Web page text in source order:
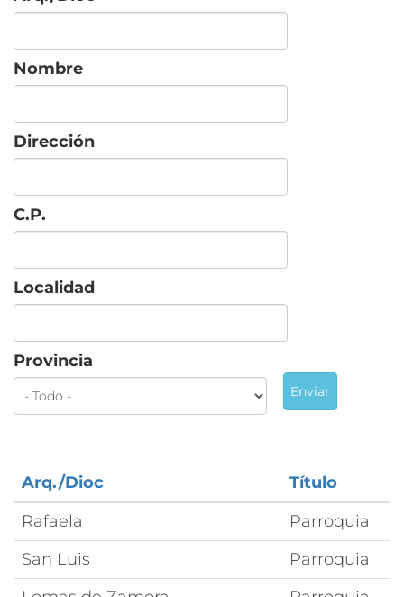
Nombre
Dirección
C.P.
Localidad
Provincia
Enviar
Arq./Dioc
Título
Rafaela
Parroquia
San Luis
Parroquia